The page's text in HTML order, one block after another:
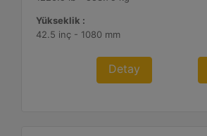
Yükseklik :
42.5 inç - 1080 mm
Detay